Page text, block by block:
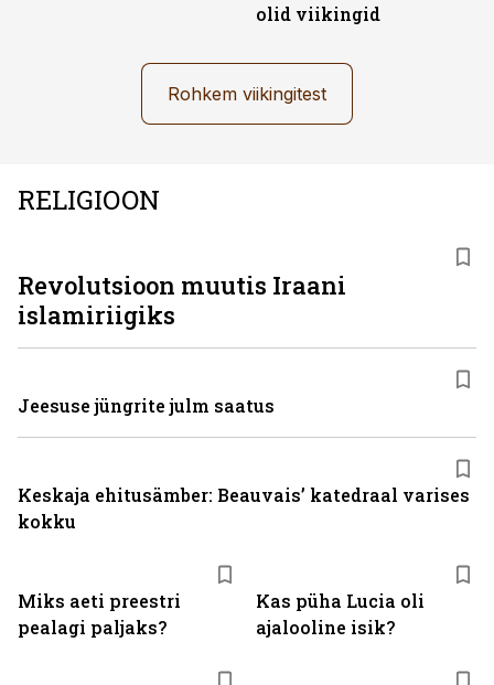
olid viikingid
Rohkem viikingitest
RELIGIOON
Miks aeti preestri
pealagi paljaks?
Kas püha Lucia oli
ajalooline isik?
Revolutsioon muutis Iraani
islamiriigiks
Jeesuse jüngrite julm saatus
Keskaja ehitusämber: Beauvais’ katedraal varises
kokku